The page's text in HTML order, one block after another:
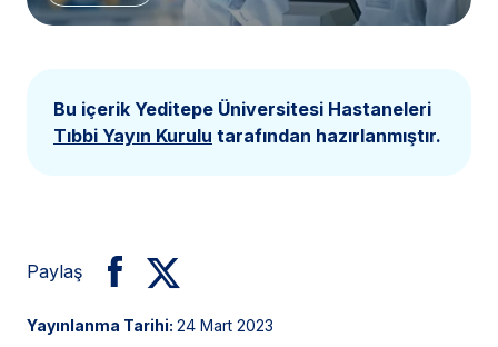
Bu içerik Yeditepe Üniversitesi Hastaneleri
Tıbbi Yayın Kurulu tarafından hazırlanmıştır.
Paylaş
Yayınlanma Tarihi: 24 Mart 2023